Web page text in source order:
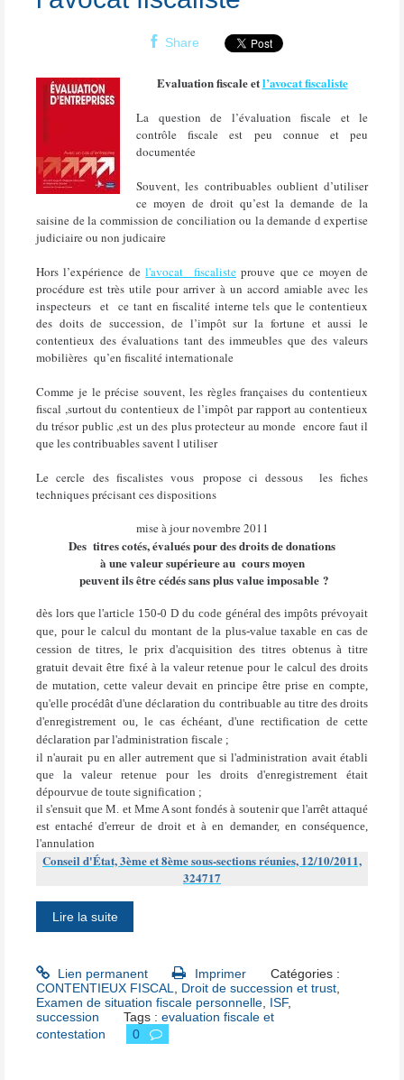
Share
Evaluation fiscale etl’avocat fiscaliste
La question de l’évaluation fiscale et le
contrôle fiscale est peu connue et peu
documentée
Souvent, les contribuables oublient d’utiliser
ce moyen de droit qu’est la demande de la
saisine de la commission de conciliation ou la demande d expertise
judiciaire ou non judicaire
Hors l’expérience del'avocat fiscaliste prouve que ce moyen de
procédure est très utile pour arriver à un accord amiable avec les
inspecteurs et ce tant en fiscalité interne tels que le contentieux
des doits de succession, de l’impôt sur la fortune et aussi le
contentieux des évaluations tant des immeubles que des valeurs
mobilières qu’en fiscalité internationale
Comme je le précise souvent, les règles françaises du contentieux
fiscal ,surtout du contentieux de l’impôt par rapport au contentieux
du trésor public ,est un des plus protecteur au monde encore faut il
que les contribuables savent l utiliser
Le cercle des fiscalistes vous propose ci dessous les fiches
techniques précisant ces dispositions
mise à jour novembre 2011
Des titres cotés, évalués pour des droits de donations
à une valeur supérieure au cours moyen
peuvent ils être cédés sans plus value imposable ?
dès lors que l'article 150-0 D du code général des impôts prévoyait
que, pour le calcul du montant de la plus-value taxable en cas de
cession de titres, le prix d'acquisition des titres obtenus à titre
gratuit devait être fixé à la valeur retenue pour le calcul des droits
de mutation, cette valeur devait en principe être prise en compte,
qu'elle procédât d'une déclaration du contribuable au titre des droits
d'enregistrement ou, le cas échéant, d'une rectification de cette
déclaration par l'administration fiscale ;
il n'aurait pu en aller autrement que si l'administration avait établi
que la valeur retenue pour les droits d'enregistrement était
dépourvue de toute signification ;
il s'ensuit que M. et Mme A sont fondés à soutenir que l'arrêt attaqué
est entaché d'erreur de droit et à en demander, en conséquence,
l'annulation
Conseil d'État, 3ème et 8ème sous-sections réunies, 12/10/2011,
324717
Lire la suite
Lien permanent Imprimer
Catégories :
CONTENTIEUX FISCAL
Droit de succession et trust
Examen de situation fiscale personnelle ISF,
succession
Tags :evaluation fiscale et
contestation
0